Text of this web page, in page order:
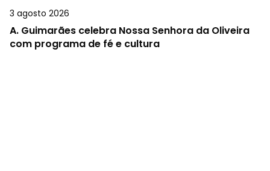
3 agosto 2026
A. Guimarães celebra Nossa Senhora da Oliveira
com programa de fé e cultura